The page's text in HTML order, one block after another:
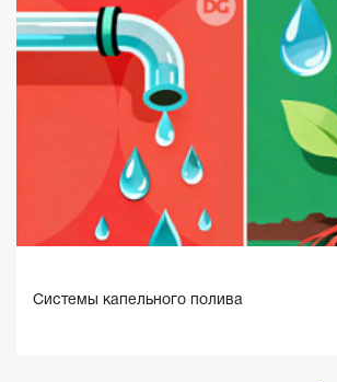
Системы капельного полива